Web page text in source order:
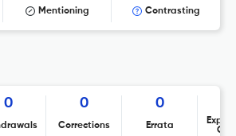
Mentioning Contrasting
0 0
Corrections
0
Errata